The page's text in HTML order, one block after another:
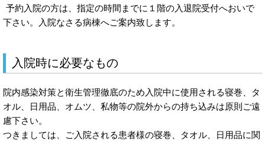
予約入院の方は、指定の時間までに１階の入退院受付へおいで
下さい。入院なさる病棟へご案内致します。
入院時に必要なもの
院内感染対策と衛生管理徹底のため入院中に使用される寝巻、タ
オル、日用品、オムツ、私物等の院外からの持ち込みは原則ご遠
慮下さい。
つきましては、ご入院される患者様の寝巻、タオル、日用品に関